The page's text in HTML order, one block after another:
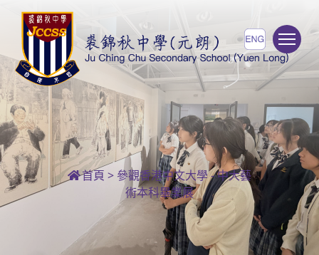
首頁 > 參觀香港中文大學 - 中大藝
術本科畢業展